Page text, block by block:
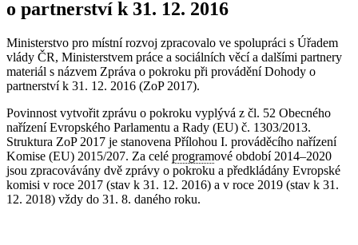
o partnerství k 31. 12. 2016
Ministerstvo pro místní rozvoj zpracovalo ve spolupráci s Úřadem
vlády ČR, Ministerstvem práce a sociálních věcí a dalšími partnery
materiál s názvem Zpráva o pokroku při provádění Dohody o
partnerství k 31. 12. 2016 (ZoP 2017).
Povinnost vytvořit zprávu o pokroku vyplývá z čl. 52 Obecného
nařízení Evropského Parlamentu a Rady (EU) č. 1303/2013.
Struktura ZoP 2017 je stanovena Přílohou I. prováděcího nařízení
Komise (EU) 2015/207. Za celé programové období 2014–2020
jsou zpracovávány dvě zprávy o pokroku a předkládány Evropské
komisi v roce 2017 (stav k 31. 12. 2016) a v roce 2019 (stav k 31.
12. 2018) vždy do 31. 8. daného roku.